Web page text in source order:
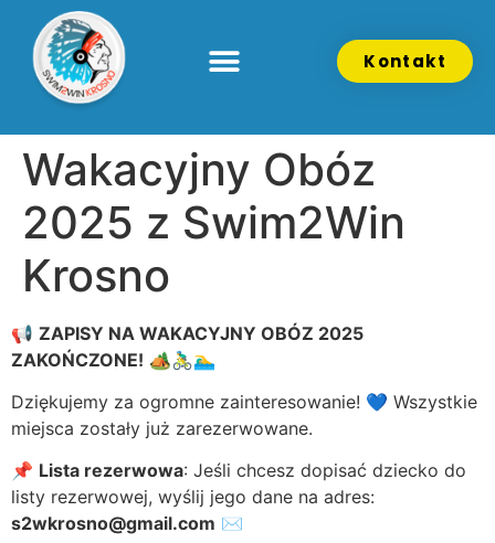
Kontakt
Wakacyjny Obóz
2025 z Swim2Win
Krosno
📢 ZAPISY NA WAKACYJNY OBÓZ 2025
ZAKOŃCZONE! 🏕️🚴‍♂️🏊‍♂️
Dziękujemy za ogromne zainteresowanie! 💙 Wszystkie
miejsca zostały już zarezerwowane.
📌 Lista rezerwowa: Jeśli chcesz dopisać dziecko do
listy rezerwowej, wyślij jego dane na adres:
s2wkrosno@gmail.com ✉️